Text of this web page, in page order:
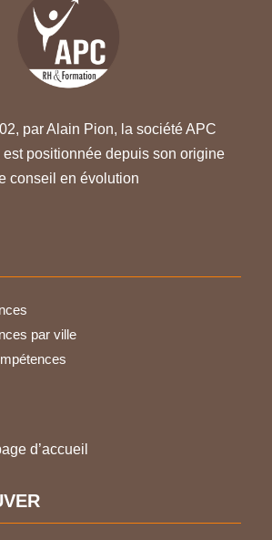
par Alain Pion, la société APC
est positionnée depuis son origine
conseil en évolution
par ville
d’accueil